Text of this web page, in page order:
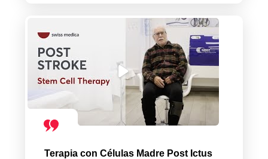
Terapia con Células Madre Post Ictus